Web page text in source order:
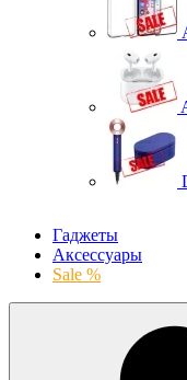
Гаджеты
Аксессуары
Sale %